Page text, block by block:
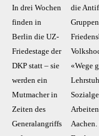
In drei Wochen
finden in
Berlin die UZ-
Friedestage der
DKP statt – sie
werden ein
Mutmacher in
Zeiten des
Generalangriffs
die
«Wege